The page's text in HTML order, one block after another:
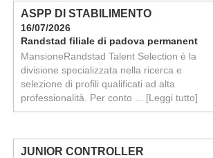
ASPP DI STABILIMENTO
16/07/2026
Randstad filiale di padova permanent
MansioneRandstad Talent Selection è la
divisione specializzata nella ricerca e
selezione di profili qualificati ad alta
professionalità. Per conto ... [Leggi tutto]
JUNIOR CONTROLLER